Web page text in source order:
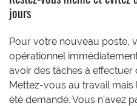
jours
Pour votre nouveau poste,
opérationnel
avoir des tâches à effectuer
Mettez-vous au travail
été demandé. Vous n’avez